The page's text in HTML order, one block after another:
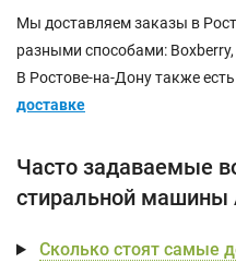
Мы доставляем заказы в
разными способами:
В Ростове-на-Дону также
доставке
Часто задаваемые
стиральной машины
Сколько стоят самые